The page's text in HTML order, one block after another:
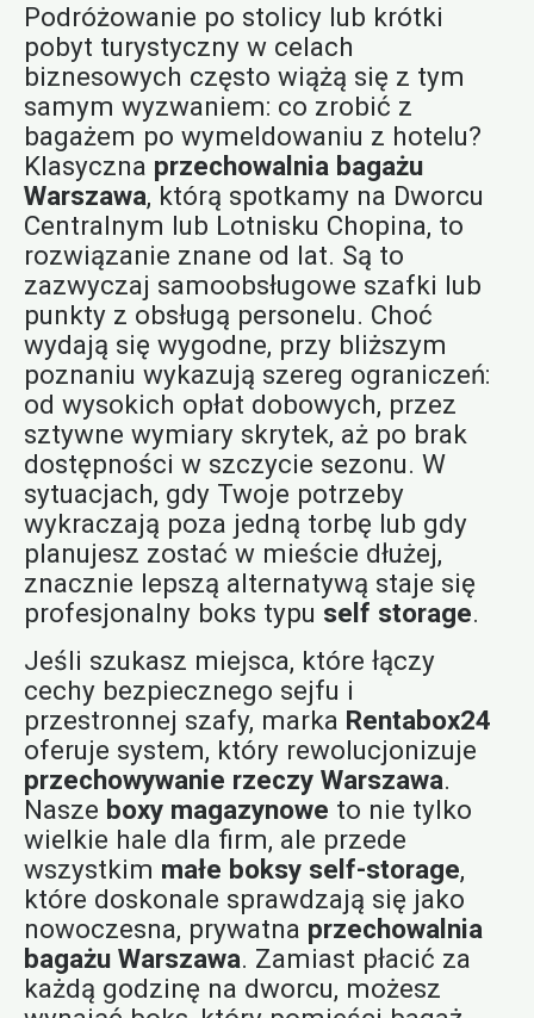
Podróżowanie po stolicy lub krótki
pobyt turystyczny w celach
biznesowych często wiążą się z tym
samym wyzwaniem: co zrobić z
bagażem po wymeldowaniu z hotelu?
Klasyczna przechowalnia bagażu
Warszawa, którą spotkamy na Dworcu
Centralnym lub Lotnisku Chopina, to
rozwiązanie znane od lat. Są to
zazwyczaj samoobsługowe szafki lub
punkty z obsługą personelu. Choć
wydają się wygodne, przy bliższym
poznaniu wykazują szereg ograniczeń:
od wysokich opłat dobowych, przez
sztywne wymiary skrytek, aż po brak
dostępności w szczycie sezonu. W
sytuacjach, gdy Twoje potrzeby
wykraczają poza jedną torbę lub gdy
planujesz zostać w mieście dłużej,
znacznie lepszą alternatywą staje się
profesjonalny boks typu self storage.
Jeśli szukasz miejsca, które łączy
cechy bezpiecznego sejfu i
przestronnej szafy, marka Rentabox24
oferuje system, który rewolucjonizuje
przechowywanie rzeczy Warszawa.
Nasze boxy magazynowe to nie tylko
wielkie hale dla firm, ale przede
wszystkim małe boksy self-storage,
które doskonale sprawdzają się jako
nowoczesna, prywatna przechowalnia
bagażu Warszawa. Zamiast płacić za
każdą godzinę na dworcu, możesz